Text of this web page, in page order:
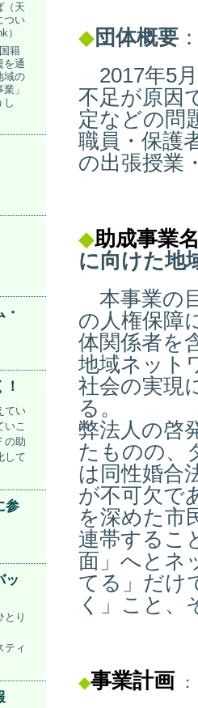
◆団体概要
2017年5
不足が原因
定などの問
職員・保護
の出張授業
◆助成事業
に向けた地
本事業の
の人権保障
体関係者を
地域ネット
社会の実現
る。
弊法人の啓
たものの、
は同性婚合
が不可欠で
を深めた市
連帯するこ
面」へとネ
てる」だけ
く」こと、
◆事業計画 ：
（天
つい
）
籍
を通
域の
」
し
てい
いこ
の助
して
参
ッ
とり
ティ